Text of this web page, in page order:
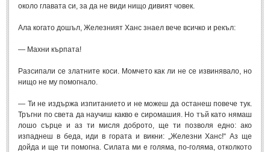
около главата си, за да не види нищо дивият човек.
Ала когато дошъл, Железният Ханс знаел вече всичко и рекъл:
— Махни кърпата!
Разсипали се златните коси. Момчето как ли не се извинявало, но
нищо не му помогнало.
— Ти не издържа изпитанието и не можеш да останеш повече тук.
Тръгни по света да научиш какво е сиромашия. Но тъй като нямаш
лошо сърце и аз ти мисля доброто, ще ти позволя едно: ако
изпаднеш в беда, иди в гората и викни: „Железни Ханс!“ Аз ще
дойда и ще ти помогна. Силата ми е голяма, по-голяма, отколкото